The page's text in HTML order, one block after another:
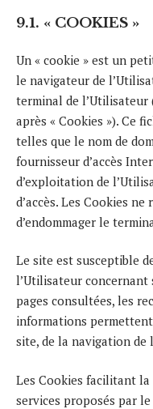
9.1. « COOKIES »
Un « cookie » est un
le navigateur de
terminal de l’Utilisateur
après « Cookies »). Ce
telles que le nom de
fournisseur d’accès
d’exploitation de
d’accès. Les Cookies
d’endommager le
Le site est susceptible
l’Utilisateur concernant
pages consultées, les
informations
site, de la navigation de
Les Cookies facilitant
services proposés par